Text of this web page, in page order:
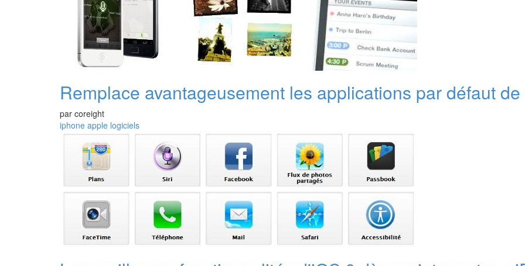
Remplace avantageusement les applications par défaut
par coreight
iphone apple logiciels